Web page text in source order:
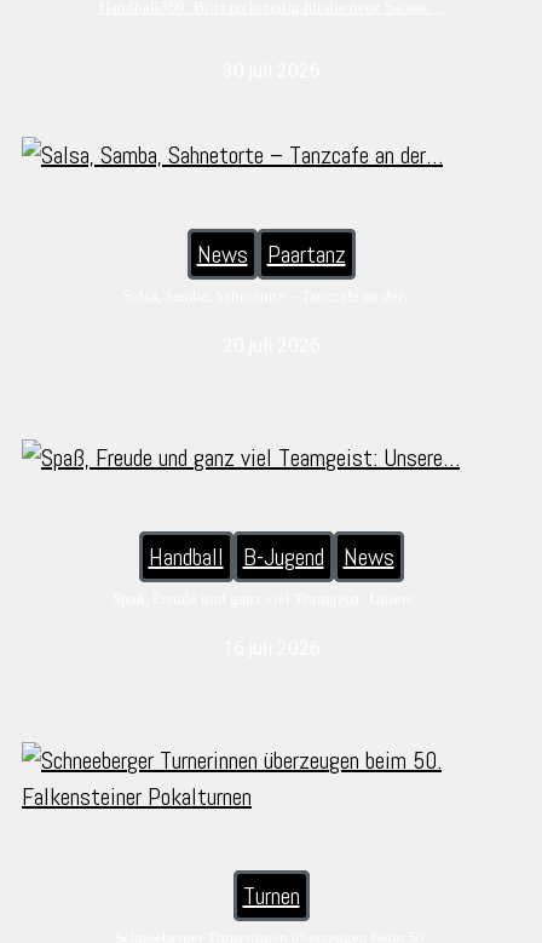
News Paartanz
Handball B-Jugend News
Turnen